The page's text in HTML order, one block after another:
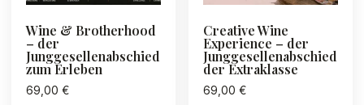
Wine & Brotherhood
– der
Junggesellenabschied
zum Erleben
69,00 €
Creative Wine
Experience – der
Junggesellenabschied
der Extraklasse
69,00€